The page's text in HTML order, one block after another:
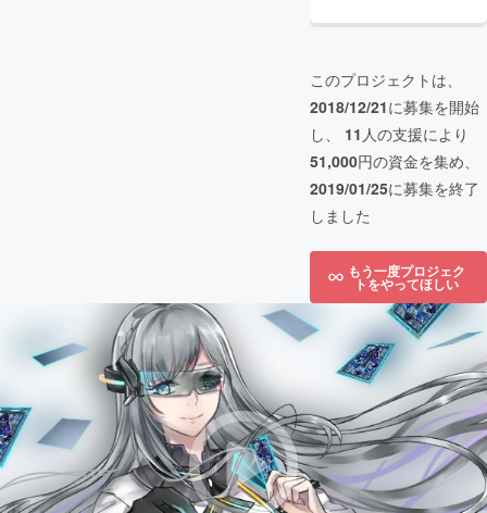
このプロジェクトは、
2018/12/21に募集を開始
し、 11 人の支援により
51,000円の資金を集め、
2019/01/25に募集を終了
しました
もう一度プロジェク
トをやってほしい